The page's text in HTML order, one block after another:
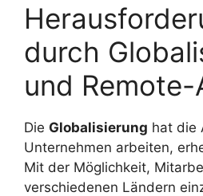
durch
und
Die Globalisierung hat die
Unternehmen arbeiten,
Mit der Möglichkeit,
verschiedenen Ländern